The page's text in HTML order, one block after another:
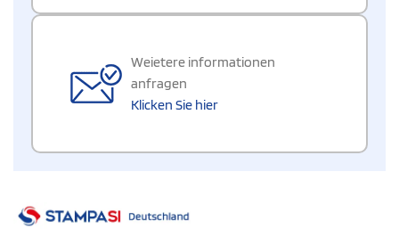
Weietere informationen
anfragen
Klicken Sie hier